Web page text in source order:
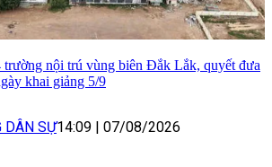
trường nội trú vùng biên Đắk Lắk, quyết đưa
khai giảng 5/9
DÂN SỰ14:09 07/08/2026